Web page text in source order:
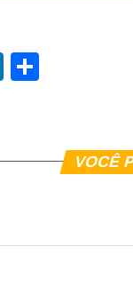
LinkedIn
VOCÊ